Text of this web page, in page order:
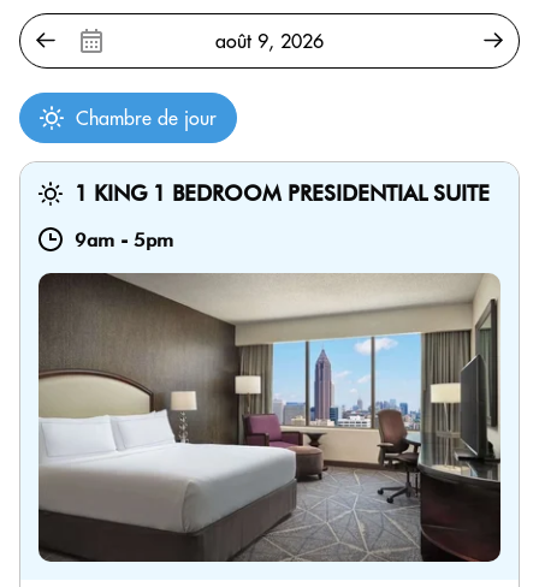
Chambre de jour
1 KING 1 BEDROOM PRESIDENTIAL SUITE
9am - 5pm